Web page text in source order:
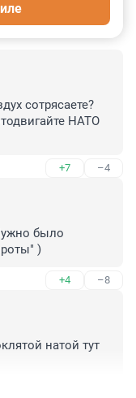
сотрясаете?
НАТО
+7 –4
было
)
+4 –8
натой тут